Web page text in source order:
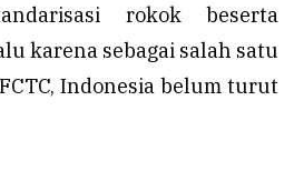
rokok beserta
karena sebagai salah satu
Indonesia belum turut